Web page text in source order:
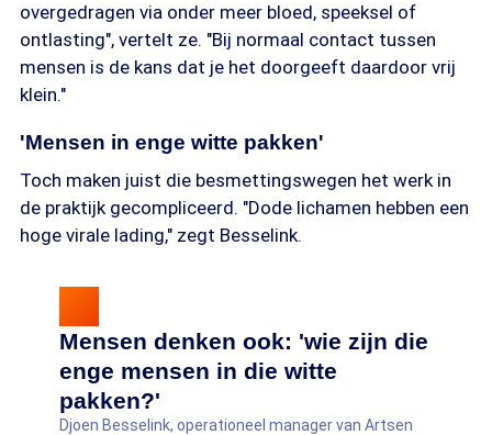
- Agressief verloop: De ziekte begint vaak met
plotselinge koorts, hevige vermoeidheid en
spierpijn, maar kan snel verergeren tot braken,
diarree en orgaanfalen.
- Sterftecijfer: Het is een van de meest dodelijke
infectieziekten ter wereld. Afhankelijk van de
variant (zoals de Zaïre- of de huidige
Bundibugyo-variant) overlijdt tussen de 25% en
overgedragen via onder meer bloed, speeksel of
ontlasting", vertelt ze. "Bij normaal contact tussen
mensen is de kans dat je het doorgeeft daardoor vrij
klein."
'Mensen in enge witte pakken'
Toch maken juist die besmettingswegen het werk in
de praktijk gecompliceerd. "Dode lichamen hebben een
hoge virale lading," zegt Besselink.
Mensen denken ook: 'wie zijn die
enge mensen in die witte
pakken?'
Djoen Besselink, operationeel manager van Artsen